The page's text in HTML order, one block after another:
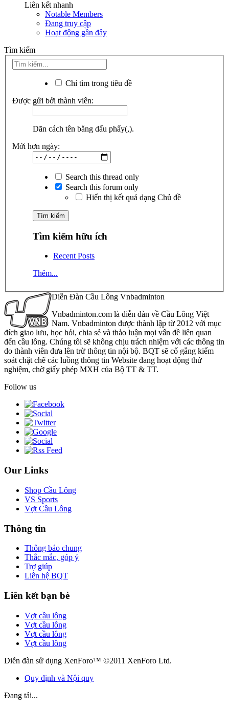
Liên kết nhanh
Notable Members
Đang truy cập
Hoạt động gần đây
Tìm kiếm
Chỉ tìm trong tiêu đề
Được gửi bởi thành viên:
Dãn cách tên bằng dấu phẩy(,).
Mới hơn ngày:
Search this thread only
Search this forum only
Hiển thị kết quả dạng Chủ đề
Tìm kiếm hữu ích
Recent Posts
Thêm...
Diễn Đàn Cầu Lông Vnbadminton
Vnbadminton.com là diễn đàn về Cầu Lông Việt
Nam. Vnbadminton được thành lập từ 2012 với mục
đích giao lưu, học hỏi, chia sẻ và thảo luận mọi vấn đề liên quan
đến cầu lông. Chúng tôi sẽ không chịu trách nhiệm với các thông tin
do thành viên đưa lên trừ thông tin nội bộ. BQT sẽ cố gắng kiểm
soát chặt chẽ các luồng thông tin Website đang hoạt động thử
nghiệm, chờ giấy phép MXH của Bộ TT & TT.
Follow us
Our Links
Shop Cầu Lông
VS Sports
Vợt Cầu Lông
Thông tin
Thông báo chung
Thắc mắc, góp ý
Trợ giúp
Liên hệ BQT
Liên kết bạn bè
Vợt cầu lông
Vợt cầu lông
Vợt cầu lông
Vợt cầu lông
Diễn đàn sử dụng XenForo™ ©2011 XenForo Ltd.
Quy định và Nội quy
Đang tải...